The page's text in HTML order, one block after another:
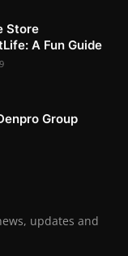
Store
A Fun Guide
Group
updates and